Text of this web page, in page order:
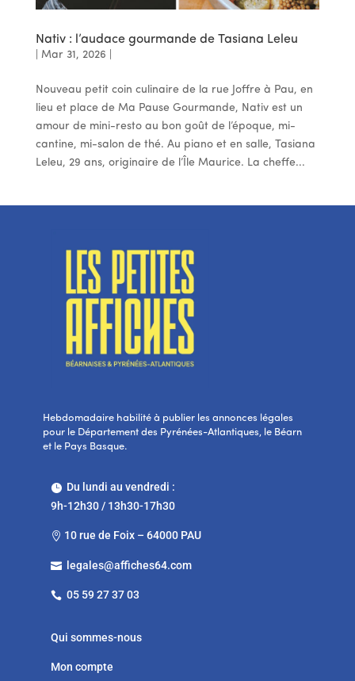
Nativ : l’audace gourmande de Tasiana Leleu
Mar 31, 2026
Nouveau petit coin culinaire de la rue Joffre à Pau, en
lieu et place de Ma Pause Gourmande, Nativ est un
amour de mini-resto au bon goût de l’époque, mi-
cantine, mi-salon de thé. Au piano et en salle, Tasiana
Leleu, 29 ans, originaire de l’Île Maurice. La cheffe...
Hebdomadaire habilité à publier les annonces légales
pour le Département des Pyrénées-Atlantiques, le Béarn
et le Pays Basque.
Du lundi au vendredi :
9h-12h30 / 13h30-17h30
 10 rue de Foix – 64000 PAU
 legales@affiches64.com
 05 59 27 37 03
Qui sommes-nous
Mon compte